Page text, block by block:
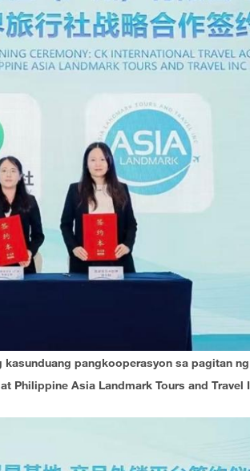
pangkooperasyon sa pagitan
Philippine Asia Landmark Tours and Travel